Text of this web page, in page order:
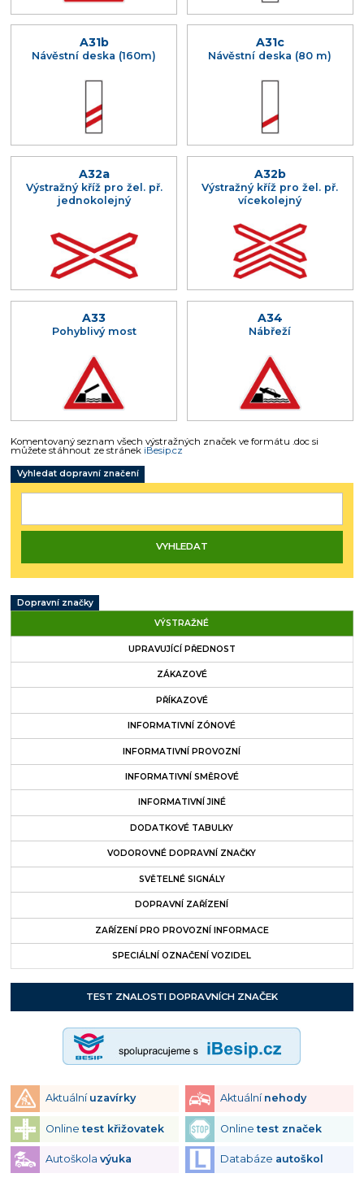
A31b
Návěstní deska (160m)
A31c
Návěstní deska (80 m)
A32a
Výstražný kříž pro žel. př.
jednokolejný
A32b
Výstražný kříž pro žel. př.
vícekolejný
A33
Pohyblivý most
A34
Nábřeží
Komentovaný seznam všech výstražných značek ve formátu .doc si
můžete stáhnout ze stránek iBesip.cz
Vyhledat dopravní značení
Dopravní značky
VÝSTRAŽNÉ
UPRAVUJÍCÍ PŘEDNOST
ZÁKAZOVÉ
PŘÍKAZOVÉ
INFORMATIVNÍ ZÓNOVÉ
INFORMATIVNÍ PROVOZNÍ
INFORMATIVNÍ SMĚROVÉ
INFORMATIVNÍ JINÉ
DODATKOVÉ TABULKY
VODOROVNÉ DOPRAVNÍ ZNAČKY
SVĚTELNÉ SIGNÁLY
DOPRAVNÍ ZAŘÍZENÍ
ZAŘÍZENÍ PRO PROVOZNÍ INFORMACE
SPECIÁLNÍ OZNAČENÍ VOZIDEL
TEST ZNALOSTI DOPRAVNÍCH ZNAČEK
Aktuální uzavírky Aktuální nehody
Onlinetest křižovatek Onlinetest značek
Autoškola výuka Databáze autoškol